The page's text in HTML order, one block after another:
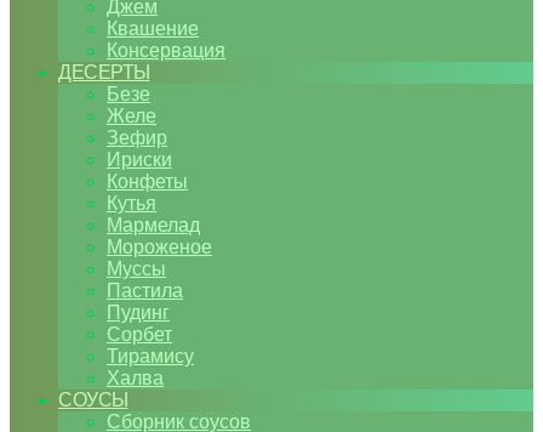
Джем
Квашение
Консервация
ДЕСЕРТЫ
Безе
Желе
Зефир
Ириски
Конфеты
Кутья
Мармелад
Мороженое
Муссы
Пастила
Пудинг
Сорбет
Тирамису
Халва
СОУСЫ
Сборник соусов